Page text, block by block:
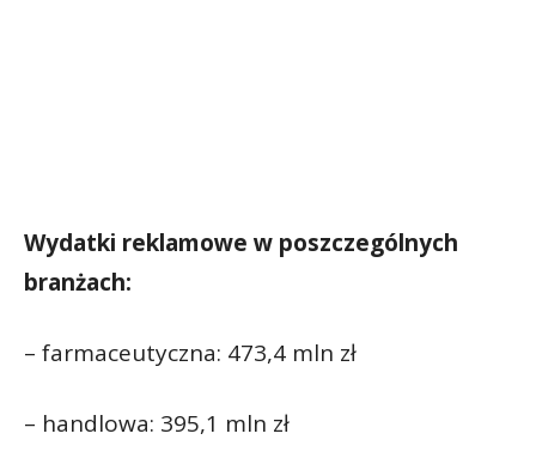
Wydatki reklamowe w poszczególnych
branżach:
– farmaceutyczna: 473,4 mln zł
– handlowa: 395,1 mln zł